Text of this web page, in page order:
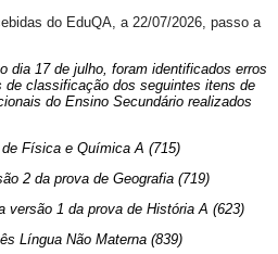
do EduQA, a 22/07/2026, passo a
dia 17 de julho, foram identificados erros
de classificação dos seguintes itens de
do Ensino Secundário realizados
Física e Química A (715)
2 da prova de Geografia (719)
versão 1 da prova de História A (623)
Língua Não Materna (839)